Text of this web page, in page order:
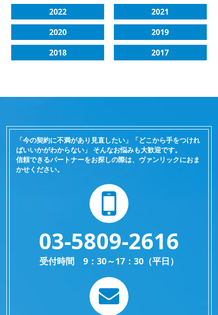
2022
2021
2020
2019
2018
2017
「今の契約に不満があり見直したい」「どこから手をつけれ
ばいいかがわからない」 そんなお悩みも大歓迎です。
信頼できるパートナーをお探しの際は、ヴァンリックにおま
かせください。
03-5809-2616
受付時間 9：30～17：30（平日）